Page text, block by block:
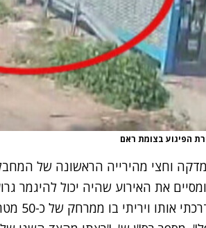
הפיגוע בצומת ראם
וחצי מהירייה הראשונה של
את האירוע שהיה יכול להיגמר
עם